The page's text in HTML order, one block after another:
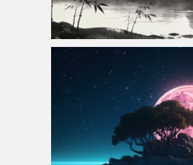
桂林山水风景 水墨画 4k桌面壁